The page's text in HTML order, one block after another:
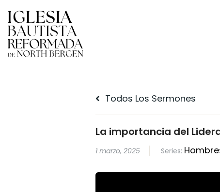
Todos Los Sermones
La importancia del
1 marzo, 2025 Series: